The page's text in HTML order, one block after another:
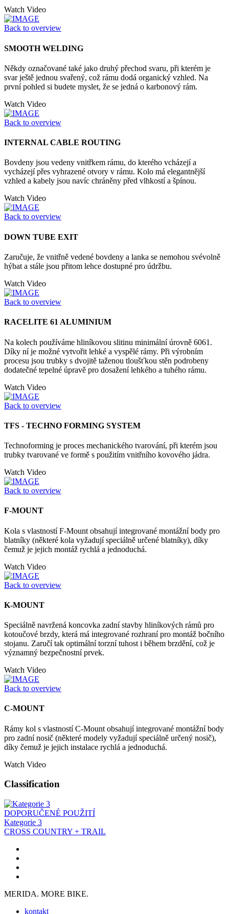
Watch Video
Back to overview
SMOOTH WELDING
Někdy označované také jako druhý přechod svaru, při kterém je
svar ještě jednou svařený, což rámu dodá organický vzhled. Na
první pohled si budete myslet, že se jedná o karbonový rám.
Watch Video
Back to overview
INTERNAL CABLE ROUTING
Bovdeny jsou vedeny vnitřkem rámu, do kterého vcházejí a
vycházejí přes vyhrazené otvory v rámu. Kolo má elegantnější
vzhled a kabely jsou navíc chráněny před vlhkostí a špínou.
Watch Video
Back to overview
DOWN TUBE EXIT
Zaručuje, že vnitřně vedené bovdeny a lanka se nemohou svévolně
hýbat a stále jsou přitom lehce dostupné pro údržbu.
Watch Video
Back to overview
RACELITE 61 ALUMINIUM
Na kolech používáme hliníkovou slitinu minimální úrovně 6061.
Díky ní je možné vytvořit lehké a vyspělé rámy. Při výrobním
procesu jsou trubky s dvojitě taženou tloušťkou stěn podrobeny
dodatečné tepelné úpravě pro dosažení lehkého a tuhého rámu.
Watch Video
Back to overview
TFS - TECHNO FORMING SYSTEM
Technoforming je proces mechanického tvarování, při kterém jsou
trubky tvarované ve formě s použitím vnitřního kovového jádra.
Watch Video
Back to overview
F-MOUNT
Kola s vlastností F-Mount obsahují integrované montážní body pro
blatníky (některé kola vyžadují speciálně určené blatníky), díky
čemuž je jejich montáž rychlá a jednoduchá.
Watch Video
Back to overview
K-MOUNT
Speciálně navržená koncovka zadní stavby hliníkových rámů pro
kotoučové brzdy, která má integrované rozhraní pro montáž bočního
stojanu. Zaručí tak optimální torzní tuhost i během brzdění, což je
významný bezpečnostní prvek.
Watch Video
Back to overview
C-MOUNT
Rámy kol s vlastností C-Mount obsahují integrované montážní body
pro zadní nosič (některé modely vyžadují speciálně určený nosič),
díky čemuž je jejich instalace rychlá a jednoduchá.
Watch Video
Classification
DOPORUČENÉ POUŽITÍ
Kategorie 3
CROSS COUNTRY + TRAIL
MERIDA. MORE BIKE.
kontakt